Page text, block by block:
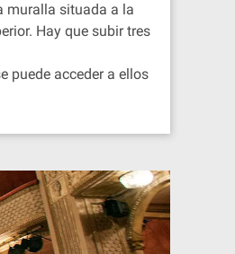
muralla situada a la
Hay que subir tres
puede acceder a ellos